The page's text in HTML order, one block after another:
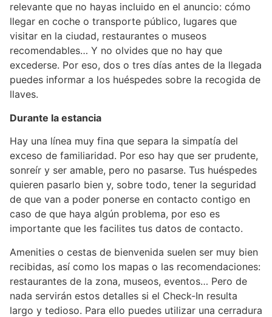
relevante que no hayas incluido en el anuncio: cómo
llegar en coche o transporte público, lugares que
visitar en la ciudad, restaurantes o museos
recomendables… Y no olvides que no hay que
excederse. Por eso, dos o tres días antes de la llegada
puedes informar a los huéspedes sobre la recogida de
llaves.
Durante la estancia
Hay una línea muy fina que separa la simpatía del
exceso de familiaridad. Por eso hay que ser prudente,
sonreír y ser amable, pero no pasarse. Tus huéspedes
quieren pasarlo bien y, sobre todo, tener la seguridad
de que van a poder ponerse en contacto contigo en
caso de que haya algún problema, por eso es
importante que les facilites tus datos de contacto.
Amenities o cestas de bienvenida suelen ser muy bien
recibidas, así como los mapas o las recomendaciones:
restaurantes de la zona, museos, eventos… Pero de
nada servirán estos detalles si el Check-In resulta
largo y tedioso. Para ello puedes utilizar una cerradura